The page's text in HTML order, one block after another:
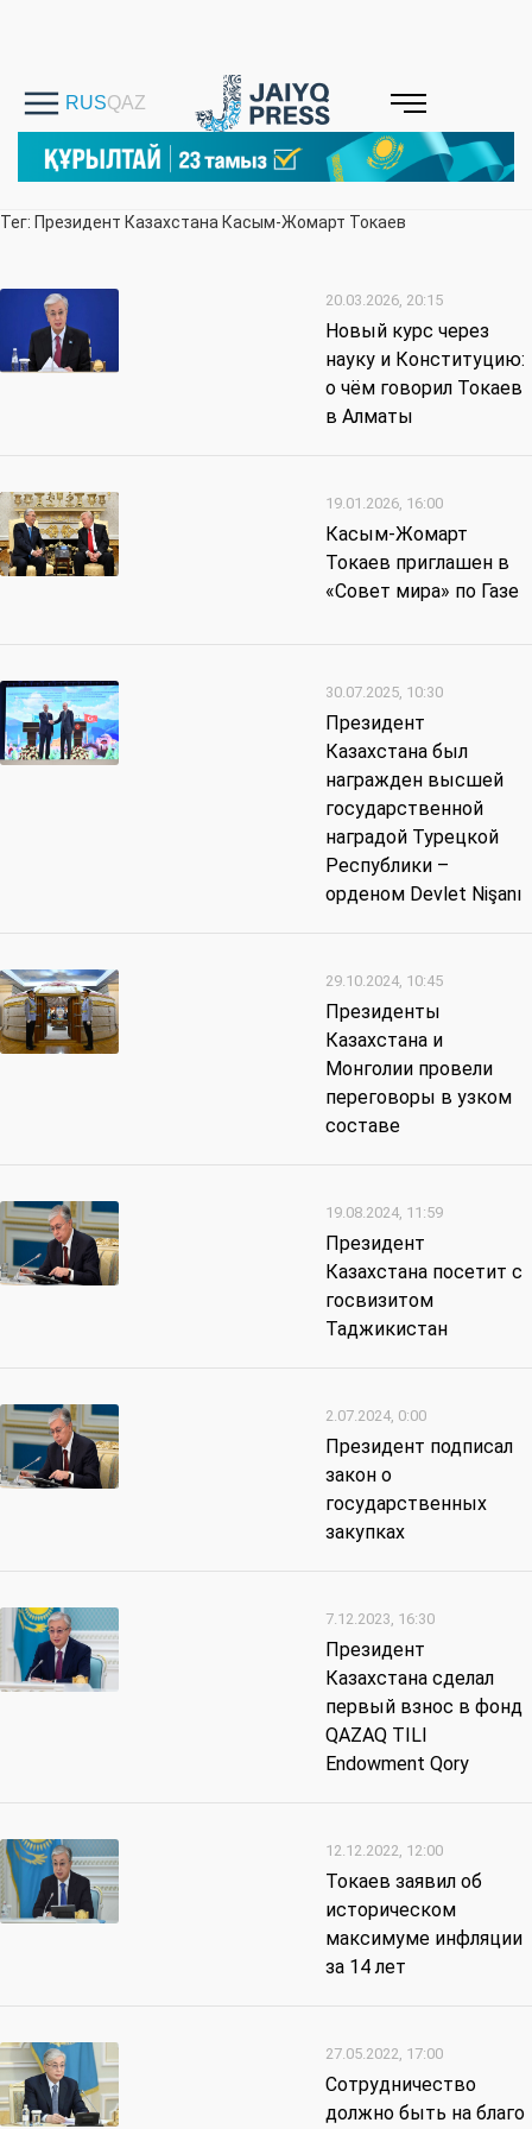
Тег: Президент Казахстана Касым-Жомарт Токаев
20.03.2026, 20:15
Новый курс через
науку и Конституцию:
о чём говорил Токаев
в Алматы
19.01.2026, 16:00
Касым-Жомарт
Токаев приглашен в
«Совет мира» по Газе
30.07.2025, 10:30
Президент
Казахстана был
награжден высшей
государственной
наградой Турецкой
Республики –
орденом Devlet Nişanı
29.10.2024, 10:45
Президенты
Казахстана и
Монголии провели
переговоры в узком
составе
19.08.2024, 11:59
Президент
Казахстана посетит с
госвизитом
Таджикистан
2.07.2024, 0:00
Президент подписал
закон о
государственных
закупках
7.12.2023, 16:30
Президент
Казахстана сделал
первый взнос в фонд
QAZAQ TILI
Endowment Qory
12.12.2022, 12:00
Токаев заявил об
историческом
максимуме инфляции
за 14 лет
27.05.2022, 17:00
Сотрудничество
должно быть на благо